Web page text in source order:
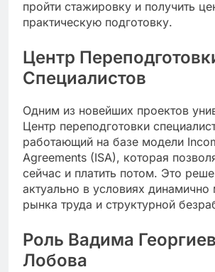
пройти стажировку и получить
практическую подготовку.
Центр
Специалистов
Одним из новейших проектов
Центр переподготовки
работающий на базе модели
Agreements (ISA), которая
сейчас и платить потом. Это
актуально в условиях
рынка труда и структурной
Роль Вадима
Лобова